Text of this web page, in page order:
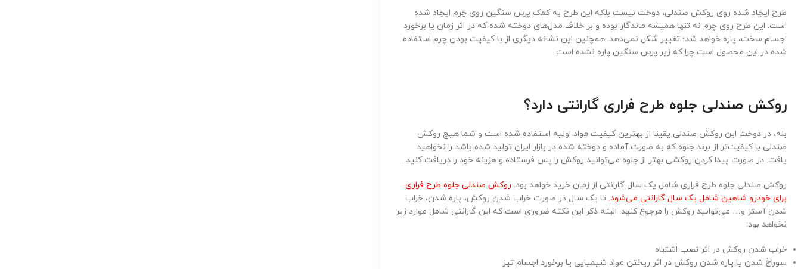
طرح ایجاد شده روی روکش صندلی، دوخت نیست بلکه این طرح به کمک پرس سنگین روی چرم ایجاد شده
است. این طرح روی چرم نه تنها همیشه ماندگار بوده و بر خلاف مدل‌های دوخته شده که در اثر زمان یا برخورد
اجسام سخت، پاره خواهد شد؛ تغییر شکل نمی‌دهد. همچنین این نشانه دیگری از با کیفیت بودن چرم استفاده
شده در این محصول است چرا که زیر پرس سنگین پاره نشده است.
روکش صندلی جلوه طرح فراری گارانتی دارد؟
بله، در دوخت این روکش صندلی یقینا از بهترین کیفیت مواد اولیه استفاده شده است و شما هیچ روکش
صندلی با کیفیت‌تر از برند جلوه که به صورت آماده و دوخته شده در بازار ایران تولید شده باشد را نخواهید
یافت. در صورت پیدا کردن روکشی بهتر از جلوه می‌توانید روکش را پس فرستاده و هزینه خود را دریافت کنید.
روکش صندلی جلوه طرح فراری شامل یک سال گارانتی از زمان خرید خواهد بود. روکش صندلی جلوه طرح فراری
برای خودرو شاهین شامل یک سال گارانتی می‌شود. تا یک سال در صورت خراب شدن روکش، پاره شدن، خراب
شدن آستر و… می‌توانید روکش را مرجوع کنید. البته ذکر این نکته ضروری است که این گارانتی شامل موارد زیر
نخواهد بود:
خراب شدن روکش در اثر نصب اشتباه
سوراخ شدن یا پاره شدن روکش در اثر ریختن مواد شیمیایی یا برخورد اجسام تیز